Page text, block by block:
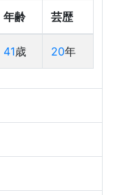
年齢 芸歴
41歳 20年